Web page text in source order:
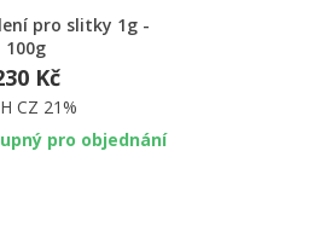
náhled
pro slitky 1g -
100g
Kč
CZ 21%
pro objednání